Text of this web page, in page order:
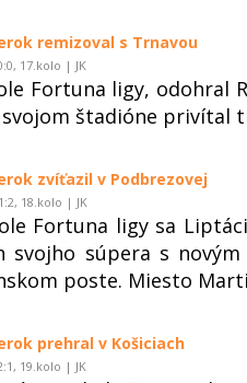
remizoval s Trnavou
17.kolo | JK
Fortuna ligy, odohral
svojom štadióne privítal
zvíťazil v Podbrezovej
18.kolo | JK
Fortuna ligy sa
svojho súpera s
poste. Miesto
prehral v Košiciach
19.kolo | JK